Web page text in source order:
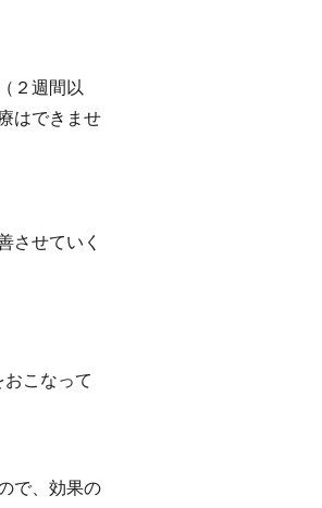
２週間以
はできませ
させていく
こなって
で、効果の